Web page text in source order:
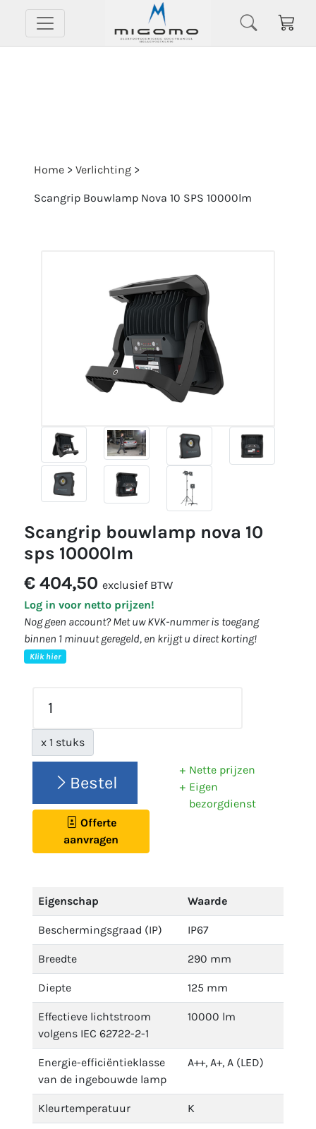
Home > Verlichting >
Scangrip Bouwlamp Nova 10 SPS 10000lm
scangrip bouwlamp nova 10
sps 10000lm
€ 404,50 exclusief BTW
Log in voor netto prijzen!
Nog geen account? Met uw KVK-nummer is toegang
binnen 1 minuut geregeld, en krijgt u direct korting!
Klik hier
x 1 stuks
Bestel
Offerte
aanvragen
Nette prijzen
Eigen
bezorgdienst
Eigenschap Waarde
Beschermingsgraad (IP) IP67
Breedte 290 mm
Diepte 125 mm
Effectieve lichtstroom
volgens IEC 62722-2-1
10000 lm
Energie-efficiëntieklasse
van de ingebouwde lamp
A++, A+, A (LED)
Kleurtemperatuur K